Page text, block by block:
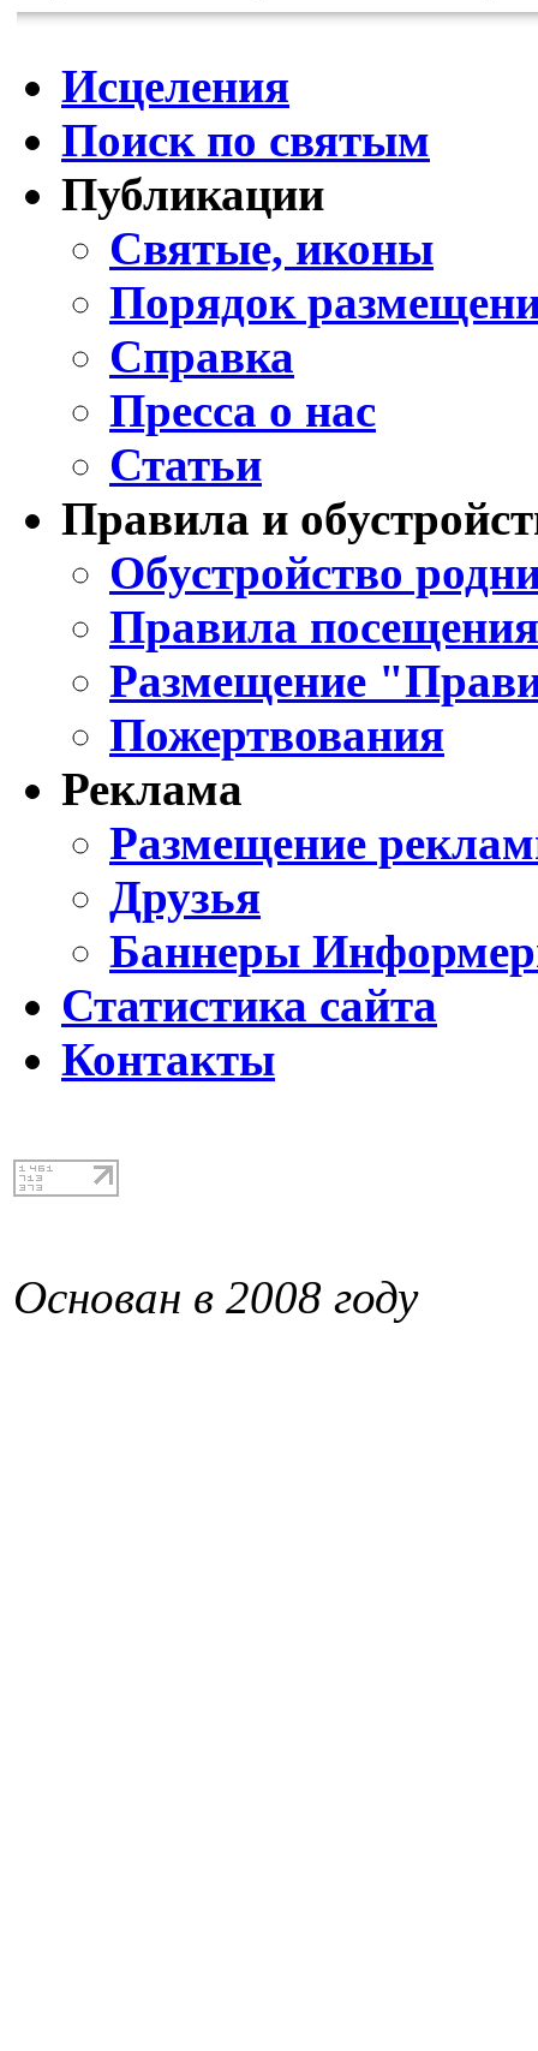
Исцеления
Поиск по святым
Публикации
Святые, иконы
Порядок
Справка
Пресса о нас
Статьи
Правила и
Обустройство
Правила
Размещение
Пожертвования
Реклама
Размещение
Друзья
Баннеры
Статистика сайта
Контакты
Основан в 2008 году